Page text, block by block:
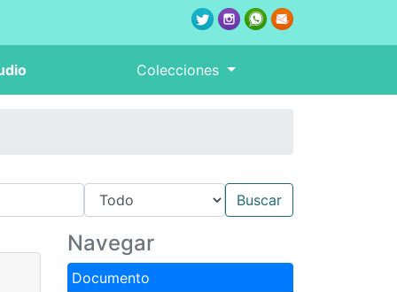
Colecciones
Navegar
Documento